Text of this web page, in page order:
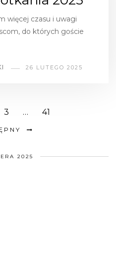
więcej czasu i uwagi
do których goście
26 LUTEGO 2025
3 … 41
2025